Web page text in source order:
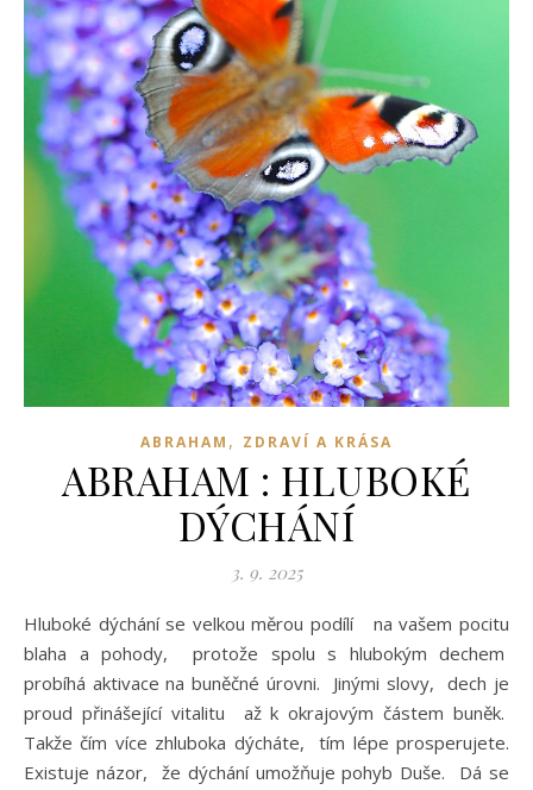
ABRAHAM , ZDRAVÍ A KRÁSA
ABRAHAM : HLUBOKÉ
DÝCHÁNÍ
3. 9. 2025
Hluboké dýchání se velkou měrou podílí na vašem pocitu
blaha a pohody, protože spolu s hlubokým dechem
probíhá aktivace na buněčné úrovni. Jinými slovy, dech je
proud přinášející vitalitu až k okrajovým částem buněk.
Takže čím více zhluboka dýcháte, tím lépe prosperujete.
Existuje názor, že dýchání umožňuje pohyb Duše. Dá se